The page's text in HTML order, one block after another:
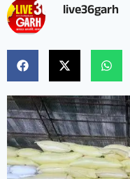
live36garh